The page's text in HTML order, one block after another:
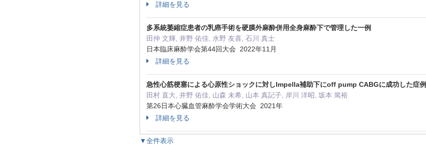
詳細を見る
多系統萎縮症患者の乳癌手術を硬膜外麻酔併用全身麻酔下で管理した一例
田仲 文輝, 井野 佑佳, 水野 友喜, 石川 真士
日本臨床麻酔学会第44回大会 2022年11月
詳細を見る
急性心筋梗塞による心原性ショックに対しImpella補助下にoff pump CABGに成功した症例
田村 直大, 井野 佑佳, 山森 未希, 山本 真記子, 岸川 洋昭, 坂本 篤裕
第26日本心臓血管麻酔学会学術大会 2021年
詳細を見る
▼全件表示